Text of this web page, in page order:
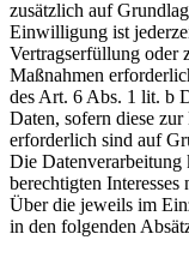
zusätzlich auf
Einwilligung ist
Vertragserfüllung oder
Maßnahmen
des Art. 6 Abs. 1 lit. b
Daten, sofern diese
erforderlich sind auf
Die Datenverarbeitung
berechtigten
Über die jeweils im
in den folgenden